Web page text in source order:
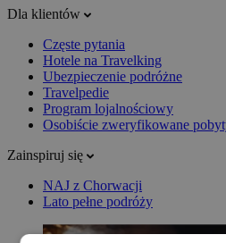
Dla klientów
Częste pytania
Hotele na Travelking
Ubezpieczenie podróżne
Travelpedie
Program lojalnościowy
Osobiście zweryfikowane
Zainspiruj się
NAJ z Chorwacji
Lato pełne podróży